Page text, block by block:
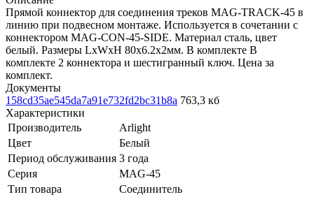
Прямой коннектор для соединения треков MAG-TRACK-45 в
линию при подвесном монтаже. Используется в сочетании с
коннектором MAG-CON-45-SIDE. Материал сталь, цвет
белый. Размеры LxWxH 80x6.2x2мм. В комплекте В
комплекте 2 коннектора и шестигранный ключ. Цена за
комплект.
Документы
158cd35ae545da7a91e732fd2bc31b8a 763,3 кб
Характеристики
Производитель
Arlight
Цвет
Белый
Период обслуживания 3 года
Серия
MAG-45
Тип товара
Соединитель